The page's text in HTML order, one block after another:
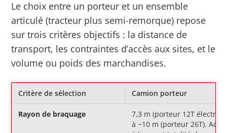
Le choix entre un porteur et un ensemble
articulé (tracteur plus semi-remorque) repose
sur trois critères objectifs : la distance de
transport, les contraintes d’accès aux sites, et le
volume ou poids des marchandises.
Critère de sélection Camion porteur
Rayon de braquage
7,3 m (porteur 12T
à ~10 m (porteur 26T).